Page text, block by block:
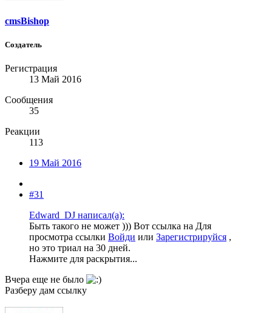
cmsBishop
Создатель
Регистрация
13 Май 2016
Сообщения
35
Реакции
113
19 Май 2016
#31
Edward_DJ написал(а):
Быть такого не может ))) Вот ссылка на Для
просмотра ссылки Войди или Зарегистрируйся ,
но это триал на 30 дней.
Нажмите для раскрытия...
Вчера еще не было
Разберу дам ссылку